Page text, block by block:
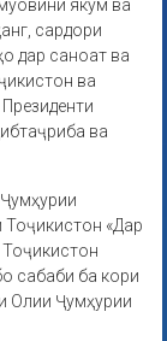
якум ва
сардори
дар саноат ва
ва
ва
«Дар
сабаби ба кори
Олии Ҷумҳурии